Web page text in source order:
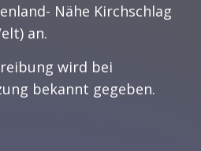
Nähe Kirchschlag
an.
wird bei
bekannt gegeben.